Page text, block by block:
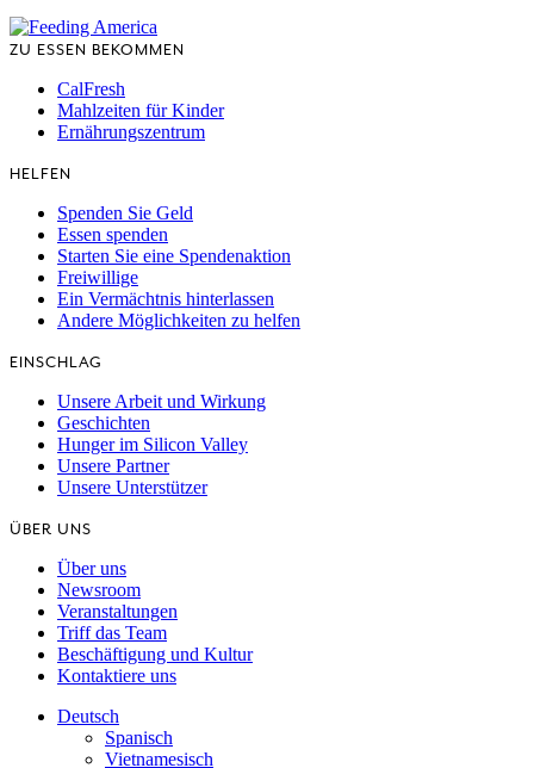
ZU ESSEN BEKOMMEN
CalFresh
Mahlzeiten für Kinder
Ernährungszentrum
HELFEN
Spenden Sie Geld
Essen spenden
Starten Sie eine Spendenaktion
Freiwillige
Ein Vermächtnis hinterlassen
Andere Möglichkeiten zu helfen
EINSCHLAG
Unsere Arbeit und Wirkung
Geschichten
Hunger im Silicon Valley
Unsere Partner
Unsere Unterstützer
ÜBER UNS
Über uns
Newsroom
Veranstaltungen
Triff das Team
Beschäftigung und Kultur
Kontaktiere uns
Deutsch
Spanisch
Vietnamesisch